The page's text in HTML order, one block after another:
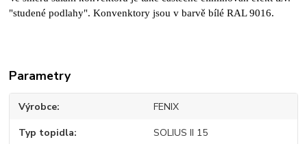
"studené podlahy". Konvenktory jsou v barvě bílé RAL 9016.
Parametry
Výrobce FENIX
Typ topidla SOLIUS II 15